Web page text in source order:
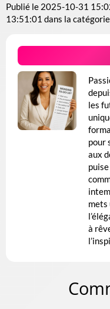
Publié le 2025-10-31
13:51:01 dans la catégorie
les
pour
aux
mets
à